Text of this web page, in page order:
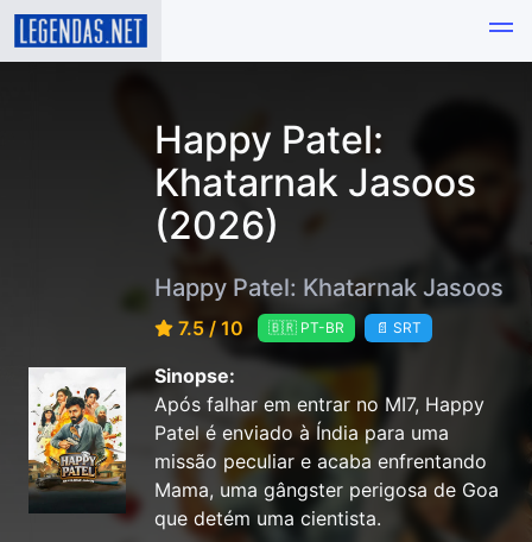
Happy Patel:
Khatarnak Jasoos
(2026)
Happy Patel: Khatarnak Jasoos
7.5 / 10 🇧🇷 PT-BR 📄 SRT
Sinopse:
Após falhar em entrar no MI7, Happy
Patel é enviado à Índia para uma
missão peculiar e acaba enfrentando
Mama, uma gângster perigosa de Goa
que detém uma cientista.